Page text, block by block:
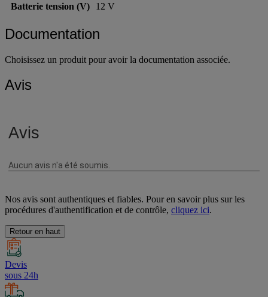
Batterie tension (V)
12 V
Documentation
Choisissez un produit pour avoir la documentation associée.
Avis
Nos avis sont authentiques et fiables. Pour en savoir plus sur les
procédures d'authentification et de contrôle, cliquez ici.
Retour en haut
Devis
sous 24h